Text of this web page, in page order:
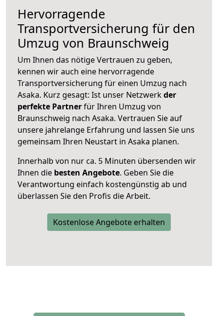
Hervorragende
Transportversicherung für den
Umzug von Braunschweig
Um Ihnen das nötige Vertrauen zu geben,
kennen wir auch eine hervorragende
Transportversicherung für einen Umzug nach
Asaka. Kurz gesagt: Ist unser Netzwerkder
perfekte Partnerfür Ihren Umzug von
Braunschweig nach Asaka. Vertrauen Sie auf
unsere jahrelange Erfahrung und lassen Sie uns
gemeinsam Ihren Neustart in Asaka planen.
Innerhalb von nur ca. 5 Minuten übersenden wir
Ihnen die besten Angebote. Geben Sie die
Verantwortung einfach kostengünstig ab und
überlassen Sie den Profis die Arbeit.
Kostenlose Angebote erhalten